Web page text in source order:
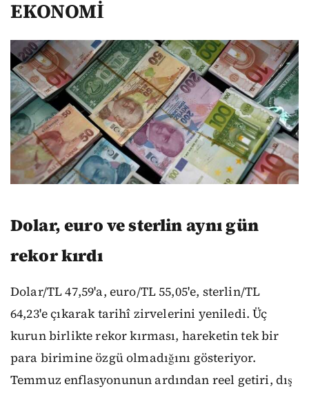
EKONOMİ
Dolar, euro ve sterlin aynı gün
rekor kırdı
Dolar/TL 47,59'a, euro/TL 55,05'e, sterlin/TL
64,23'e çıkarak tarihî zirvelerini yeniledi. Üç
kurun birlikte rekor kırması, hareketin tek bir
para birimine özgü olmadığını gösteriyor.
Temmuz enflasyonunun ardından reel getiri, dış